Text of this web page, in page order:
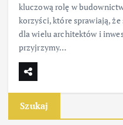
kluczową rolę w
korzyści, które sprawiają,
dla wielu architektów i
przyjrzymy…
Szukaj